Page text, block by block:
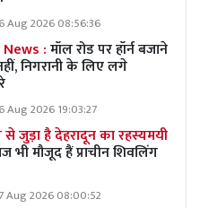
Aug 2026 08:56:36
:मॉल रोड पर हॉर्न बजाने
निगरानी के लिए लगे
Aug 2026 19:03:27
जुड़ा है देहरादून का रहस्यमयी
भी मौजूद हैं प्राचीन शिवलिंग
Aug 2026 08:00:52